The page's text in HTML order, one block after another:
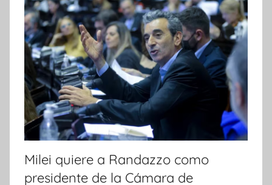
Milei quiere a Randazzo como
presidente de la Cámara de